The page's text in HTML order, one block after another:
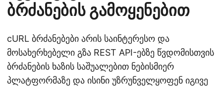
ბრძანების გამოყენებით
cURL ბრძანებები არის საინტერესო და
მოსახერხებელი გზა REST API-ებზე წვდომისთვის
ბრძანების ხაზის საშუალებით ნებისმიერ
პლატფორმაზე და ისინი უზრუნველყოფენ იგივე